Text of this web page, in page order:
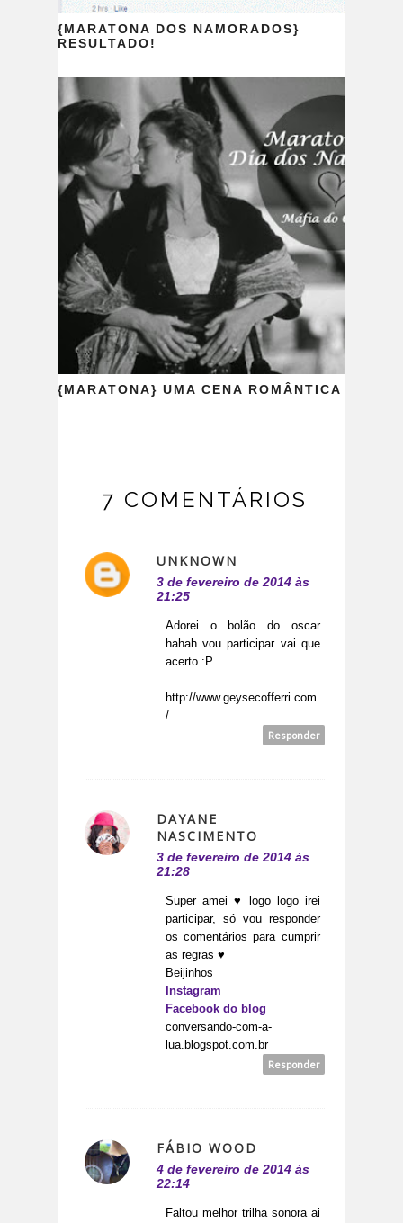
{MARATONA DOS NAMORADOS}
RESULTADO!
{MARATONA} UMA CENA ROMÂNTICA
7 COMENTÁRIOS
UNKNOWN
3 de fevereiro de 2014 às
21:25
Adorei o bolão do oscar
hahah vou participar vai que
acerto :P
http://www.geysecofferri.com
/
Responder
DAYANE
NASCIMENTO
3 de fevereiro de 2014 às
21:28
Super amei ♥ logo logo irei
participar, só vou responder
os comentários para cumprir
as regras ♥
Beijinhos
Instagram
Facebook do blog
conversando-com-a-
lua.blogspot.com.br
Responder
FÁBIO WOOD
4 de fevereiro de 2014 às
22:14
Faltou melhor trilha sonora ai